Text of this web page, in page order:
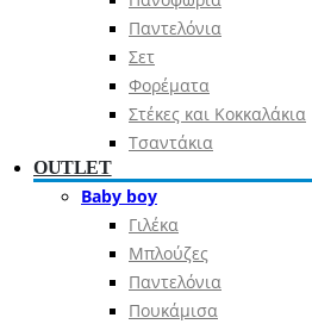
Παντελόνια
Σετ
Φορέματα
Στέκες και Κοκκαλάκια
Τσαντάκια
OUTLET
Baby boy
Γιλέκα
Μπλούζες
Παντελόνια
Πουκάμισα